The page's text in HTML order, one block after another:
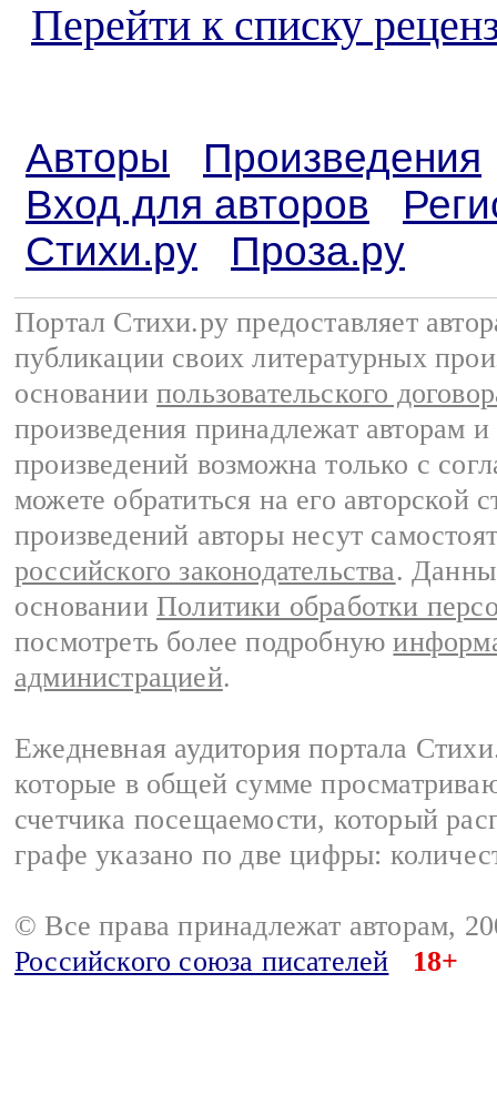
Перейти к списку
Авторы
Произведения
Вход для авторов
Стихи.ру
Проза.ру
Портал Стихи.ру предоставляет
публикации своих литературных
основании пользовательского
произведения принадлежат авторам
произведений возможна только с
можете обратиться на его авторской
произведений авторы несут
российского законодательства.
основании Политики обработки
посмотреть более подробную
администрацией.
Ежедневная аудитория портала
которые в общей сумме
счетчика посещаемости, который
графе указано по две цифры:
© Все права принадлежат авторам,
Российского союза писателей
18+